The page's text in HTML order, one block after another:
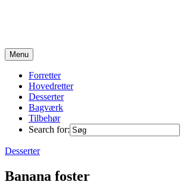
Menu
Forretter
Hovedretter
Desserter
Bagværk
Tilbehør
Search for:
Desserter
Banana foster